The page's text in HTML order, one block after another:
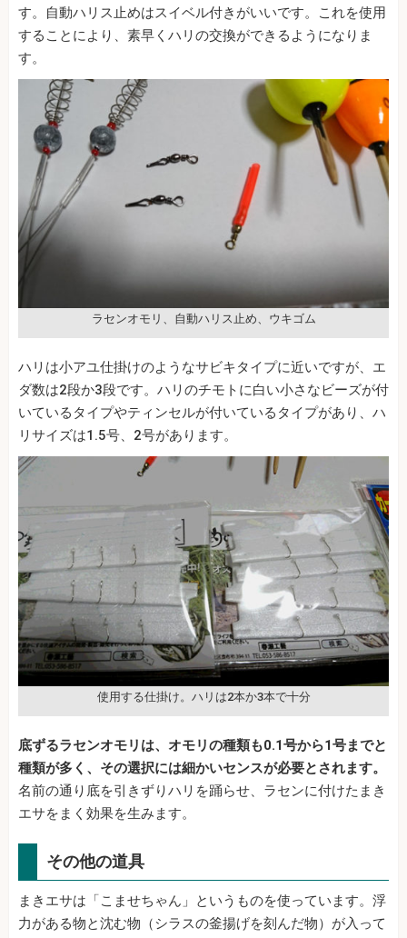
す。自動ハリス止めはスイベル付きがいいです。これを使用
することにより、素早くハリの交換ができるようになりま
す。
ラセンオモリ、自動ハリス止め、ウキゴム
ハリは小アユ仕掛けのようなサビキタイプに近いですが、エ
ダ数は2段か3段です。ハリのチモトに白い小さなビーズが付
いているタイプやティンセルが付いているタイプがあり、ハ
リサイズは1.5号、2号があります。
使用する仕掛け。ハリは2本か3本で十分
底ずるラセンオモリは、オモリの種類も0.1号から1号までと
種類が多く、その選択には細かいセンスが必要とされます。
名前の通り底を引きずりハリを踊らせ、ラセンに付けたまき
エサをまく効果を生みます。
その他の道具
まきエサは「こませちゃん」というものを使っています。浮
力がある物と沈む物（シラスの釜揚げを刻んだ物）が入って